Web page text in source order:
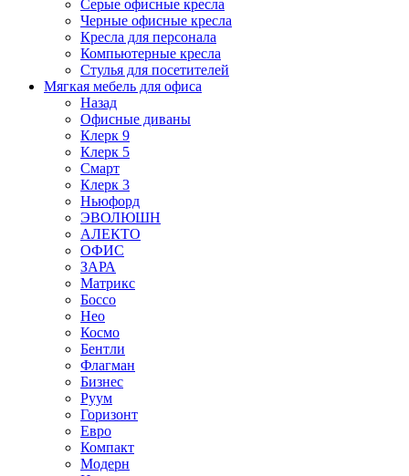
Серые офисные кресла
Черные офисные кресла
Кресла для персонала
Компьютерные кресла
Стулья для посетителей
Мягкая мебель для офиса
Назад
Офисные диваны
Клерк 9
Клерк 5
Смарт
Клерк 3
Ньюфорд
ЭВОЛЮШН
АЛЕКТО
ОФИС
ЗАРА
Матрикс
Боссо
Нео
Космо
Бентли
Флагман
Бизнес
Руум
Горизонт
Евро
Компакт
Модерн